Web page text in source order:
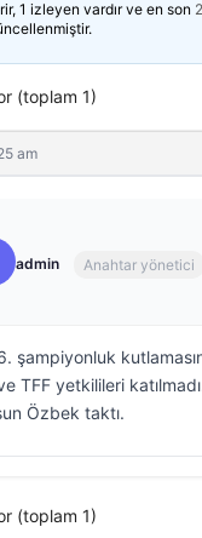
1 izleyen vardır ve en son
(toplam 1)
am
admin Anahtar yönetici
şampiyonluk
TFF yetkilileri
Özbek taktı.
(toplam 1)